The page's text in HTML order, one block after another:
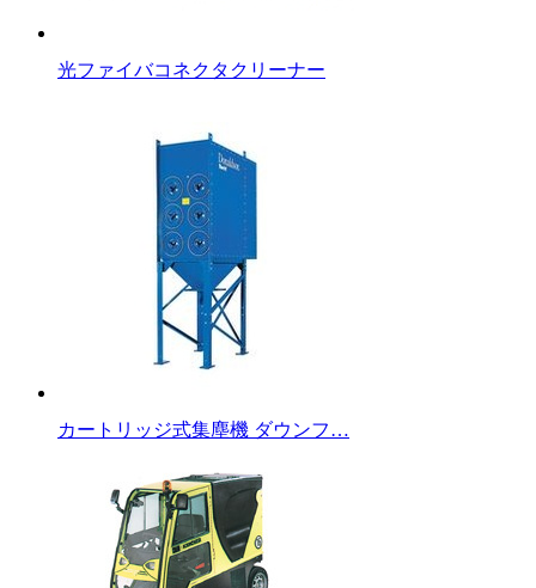
光ファイバコネクタクリーナー
カートリッジ式集塵機 ダウンフ…